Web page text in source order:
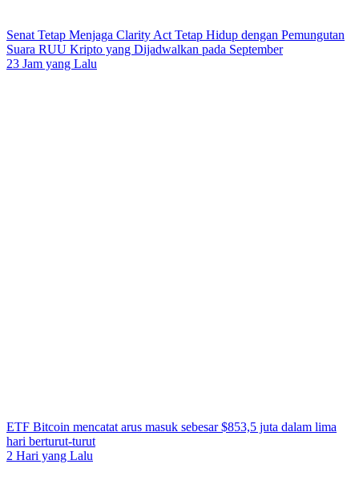
Senat Tetap Menjaga Clarity Act Tetap Hidup dengan Pemungutan
Suara RUU Kripto yang Dijadwalkan pada September
23 Jam yang Lalu
ETF Bitcoin mencatat arus masuk sebesar $853,5 juta dalam lima
hari berturut-turut
2 Hari yang Lalu